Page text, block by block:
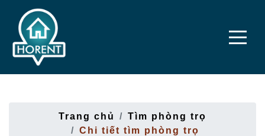
Trang chủ
Tìm phòng trọ
Chi tiết tìm phòng trọ